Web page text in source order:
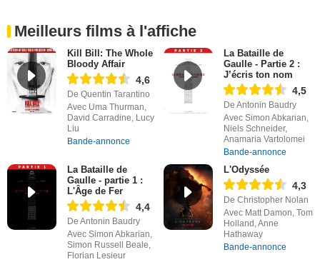
Meilleurs films à l'affiche
Kill Bill: The Whole
Bloody Affair
4,6
De Quentin Tarantino
Avec Uma Thurman,
David Carradine, Lucy
Liu
Bande-annonce
La Bataille de
Gaulle - Partie 2 :
J’écris ton nom
4,5
De Antonin Baudry
Avec Simon Abkarian,
Niels Schneider,
Anamaria Vartolomei
Bande-annonce
La Bataille de
Gaulle - partie 1 :
L'Âge de Fer
4,4
De Antonin Baudry
Avec Simon Abkarian,
Simon Russell Beale,
Florian Lesieur
L'Odyssée
4,3
De Christopher Nolan
Avec Matt Damon, Tom
Holland, Anne
Hathaway
Bande-annonce